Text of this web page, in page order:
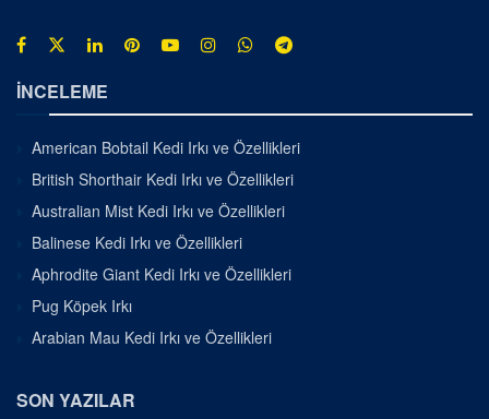
İNCELEME
American Bobtail Kedi Irkı ve Özellikleri
British Shorthair Kedi Irkı ve Özellikleri
Australian Mist Kedi Irkı ve Özellikleri
Balinese Kedi Irkı ve Özellikleri
Aphrodite Giant Kedi Irkı ve Özellikleri
Pug Köpek Irkı
Arabian Mau Kedi Irkı ve Özellikleri
SON YAZILAR